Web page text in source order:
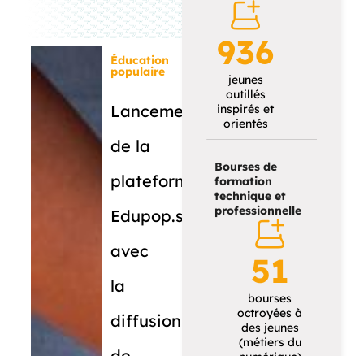
Éducation
populaire
Lancement
de la
plateforme
Edupop.sn
avec
la
diffusion
936
jeunes
outillés
inspirés et
orientés
Bourses de
formation
technique et
professionnelle
51
bourses
octroyées à
des jeunes
(métiers du